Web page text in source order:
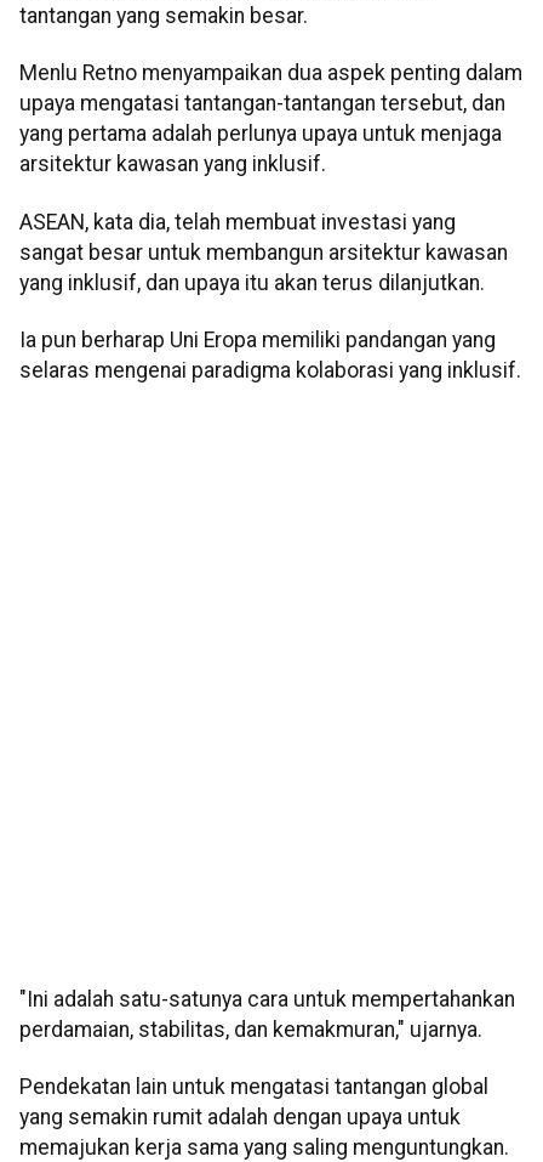
tantangan yang semakin besar.
Menlu Retno menyampaikan dua aspek penting dalam
upaya mengatasi tantangan-tantangan tersebut, dan
yang pertama adalah perlunya upaya untuk menjaga
arsitektur kawasan yang inklusif.
ASEAN, kata dia, telah membuat investasi yang
sangat besar untuk membangun arsitektur kawasan
yang inklusif, dan upaya itu akan terus dilanjutkan.
Ia pun berharap Uni Eropa memiliki pandangan yang
selaras mengenai paradigma kolaborasi yang inklusif.
"Ini adalah satu-satunya cara untuk mempertahankan
perdamaian, stabilitas, dan kemakmuran," ujarnya.
Pendekatan lain untuk mengatasi tantangan global
yang semakin rumit adalah dengan upaya untuk
memajukan kerja sama yang saling menguntungkan.